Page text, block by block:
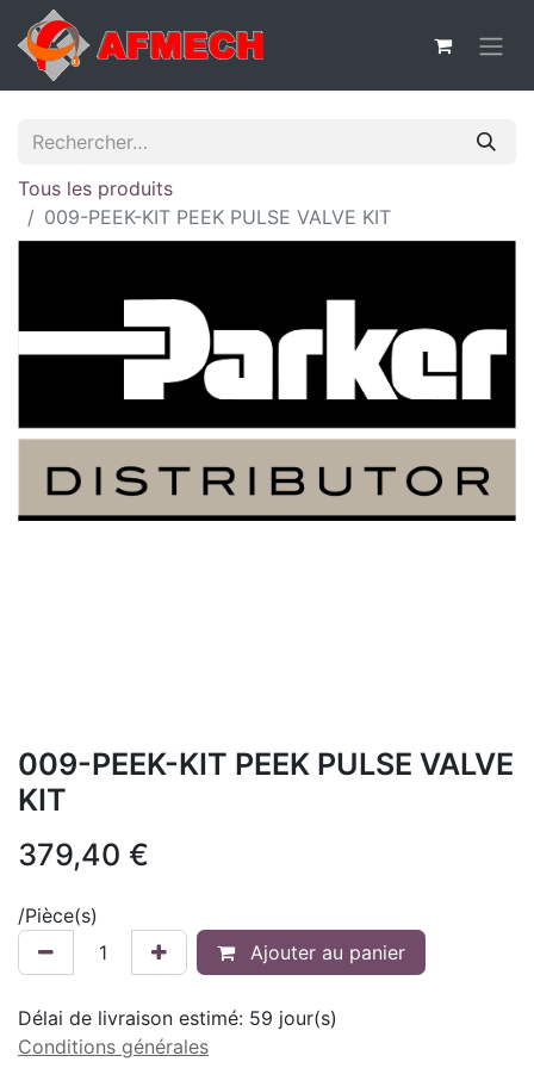
Tous les produits
009-PEEK-KIT PEEK PULSE VALVE KIT
009-PEEK-KIT PEEK PULSE VALVE
KIT
379,40 €
/Pièce(s)
Ajouter au panier
Délai de livraison estimé: 59 jour(s)
Conditions générales